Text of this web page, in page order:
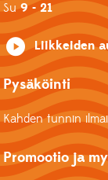
Su9 - 21
Liikkeiden
Pysäköinti
Kahden tunnin
Promootio ja